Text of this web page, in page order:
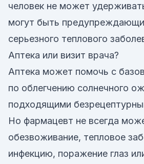
человек не может
могут быть
серьезного теплового
Аптека или визит врача?
Аптека может помочь с
по облегчению солнечного
подходящими
Но фармацевт не всегда
обезвоживание, тепловое
инфекцию, поражение глаз